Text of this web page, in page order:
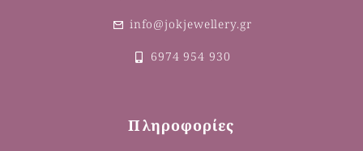
info@jokjewellery.gr
6974 954 930
Πληροφορίες